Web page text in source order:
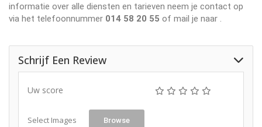
informatie over alle diensten en tarieven neem je contact op
via het telefoonnummer 014 58 20 55 of mail je naar
Schrijf Een Review
Uw score
Select Images Browse